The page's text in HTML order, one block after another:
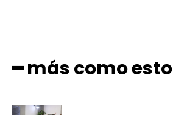
━ más como esto